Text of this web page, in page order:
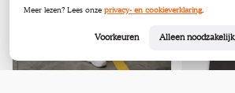
Meer lezen? Lees onze privacy- en cookieverklaring.
Voorkeuren Alleen noodzakelijk